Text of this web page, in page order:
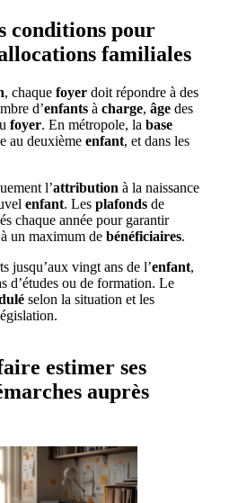
conditions pour
familiales
, chaque foyer doit répondre à des
d’enfants à charge, âge des
foyer. En métropole, la base
au deuxième enfant, et dans les
l’attribution à la naissance
enfant. Les plafonds de
chaque année pour garantir
à un maximum de bénéficiaires.
jusqu’aux vingt ans de l’enfant,
d’études ou de formation. Le
selon la situation et les
estimer ses
auprès